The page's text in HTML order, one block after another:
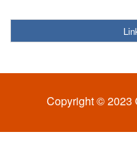
Copyright © 2023